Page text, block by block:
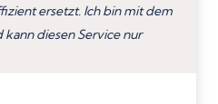
ersetzt. Ich bin mit dem
diesen Service nur